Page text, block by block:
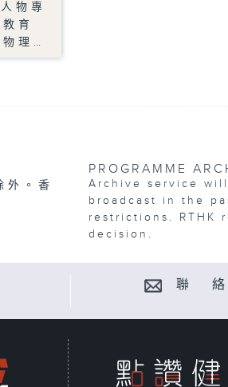
物專
育
理…
外。香
PROGRAMME
Archive service
broadcast in the
restrictions. RTHK
decision.
聯 絡